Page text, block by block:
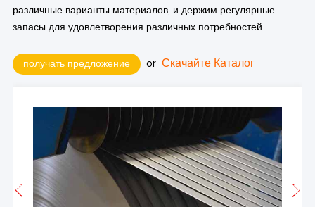
различные варианты материалов, и держим регулярные
запасы для удовлетворения различных потребностей.
получать предложение or Скачайте Каталог